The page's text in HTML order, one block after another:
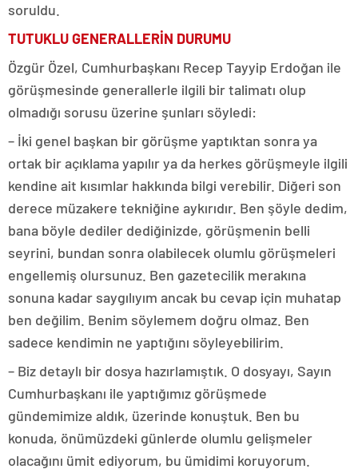
soruldu.
TUTUKLU GENERALLERİN DURUMU
Özgür Özel, Cumhurbaşkanı Recep Tayyip Erdoğan ile
görüşmesinde generallerle ilgili bir talimatı olup
olmadığı sorusu üzerine şunları söyledi:
– İki genel başkan bir görüşme yaptıktan sonra ya
ortak bir açıklama yapılır ya da herkes görüşmeyle ilgili
kendine ait kısımlar hakkında bilgi verebilir. Diğeri son
derece müzakere tekniğine aykırıdır. Ben şöyle dedim,
bana böyle dediler dediğinizde, görüşmenin belli
seyrini, bundan sonra olabilecek olumlu görüşmeleri
engellemiş olursunuz. Ben gazetecilik merakına
sonuna kadar saygılıyım ancak bu cevap için muhatap
ben değilim. Benim söylemem doğru olmaz. Ben
sadece kendimin ne yaptığını söyleyebilirim.
– Biz detaylı bir dosya hazırlamıştık. O dosyayı, Sayın
Cumhurbaşkanı ile yaptığımız görüşmede
gündemimize aldık, üzerinde konuştuk. Ben bu
konuda, önümüzdeki günlerde olumlu gelişmeler
olacağını ümit ediyorum, bu ümidimi koruyorum.